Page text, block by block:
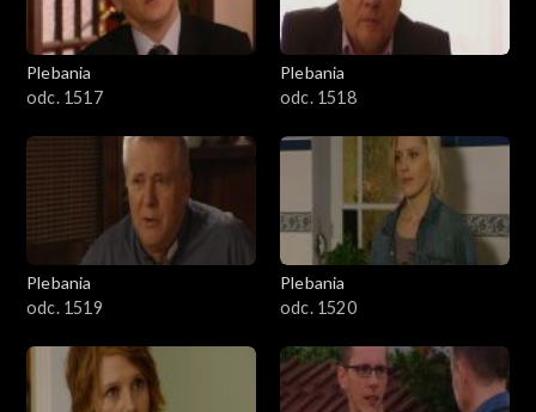
Plebania
odc. 1517
Plebania
odc. 1518
Plebania
odc. 1519
Plebania
odc. 1520